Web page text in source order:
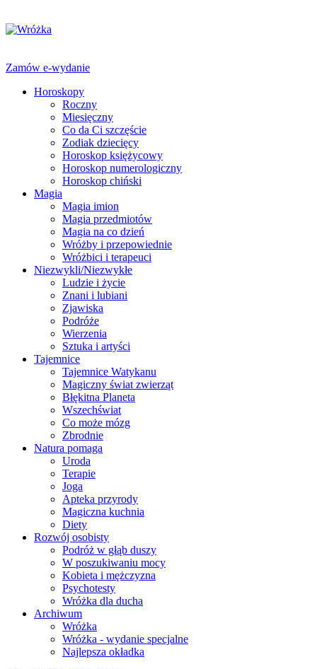
Zamów e-wydanie
Horoskopy
Roczny
Miesięczny
Co da Ci szczęście
Zodiak dziecięcy
Horoskop księżycowy
Horoskop numerologiczny
Horoskop chiński
Magia
Magia imion
Magia przedmiotów
Magia na co dzień
Wróżby i przepowiednie
Wróżbici i terapeuci
Niezwykli/Niezwykłe
Ludzie i życie
Znani i lubiani
Zjawiska
Podróże
Wierzenia
Sztuka i artyści
Tajemnice
Tajemnice Watykanu
Magiczny świat zwierząt
Błękitna Planeta
Wszechświat
Co może mózg
Zbrodnie
Natura pomaga
Uroda
Terapie
Joga
Apteka przyrody
Magiczna kuchnia
Diety
Rozwój osobisty
Podróż w głąb duszy
W poszukiwaniu mocy
Kobieta i mężczyzna
Psychotesty
Wróżka dla ducha
Archiwum
Wróżka
Wróżka - wydanie specjalne
Najlepsza okładka